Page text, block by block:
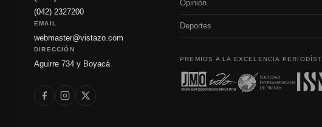
(042) 2327200
EMAIL
webmaster@vistazo.com
DIRECCIÓN
Aguirre 734 y Boyacá
Opinión
Deportes
PREMIOS A LA EXCELENCIA